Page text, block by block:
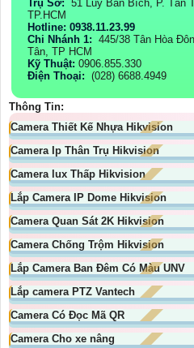
Trụ Sở: 51 Lũy Bán Bích, P. Tân
TP.HCM
Hotline: 0938.11.23.99
Chi Nhánh 1: 445/38 Tân Hòa
Tân, TP HCM
Kỹ Thuật: 0906.855.330
Điện Thoại: (028) 6688.4949
Thông Tin:
Camera Thiết Kế Nhựa Hikvision
Camera Ip Thân Trụ Hikvision
Camera lux Thấp Hikvision
Lắp Camera IP Dome Hikvision
Camera Quan Sát 2K Hikvision
Camera Chống Trộm Hikvision
Lắp Camera Ban Đêm Có Màu UNV
Lắp camera PTZ Vantech
Camera Có Đọc Mã QR
Camera Cho xe nâng